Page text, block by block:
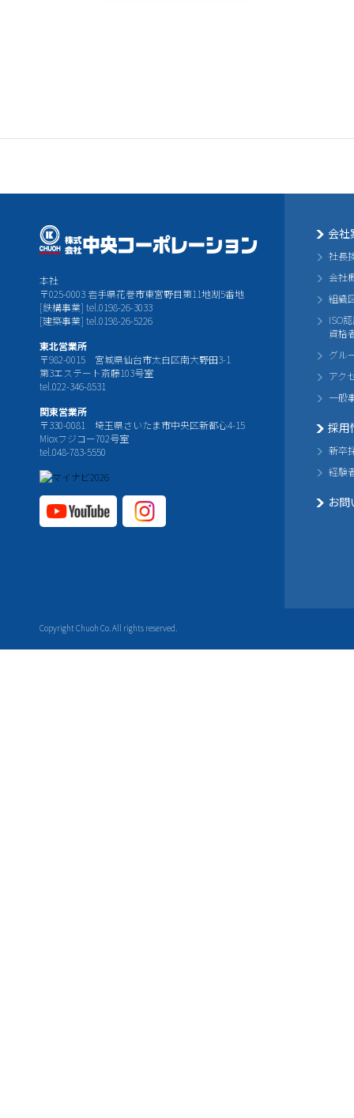
本社
〒025-0003 岩手県花巻市東宮野目第11地割5番地
[鉄構事業] tel.0198-26-3033
[建築事業] tel.0198-26-5226
東北営業所
〒982-0015 宮城県仙台市太白区南大野田3-1
第3エステート斎藤103号室
tel.022-346-8531
関東営業所
〒330-0081 埼玉県さいたま市中央区新都心4-15
Mioxフジコー702号室
tel.048-783-5550
Copyright Chuoh Co. All rights reserved.
会社
社長
会社
組織
ISO
資格
グル
アク
一般
採用
新卒
経験
お